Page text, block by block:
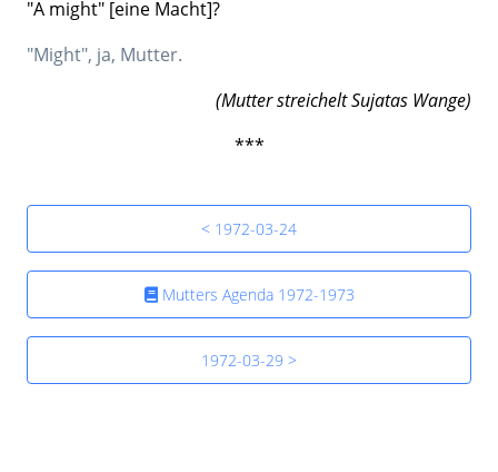
"A might" [eine Macht]?
"Might", ja, Mutter.
(Mutter streichelt Sujatas Wange)
***
< 1972-03-24
Mutters Agenda 1972-1973
1972-03-29 >